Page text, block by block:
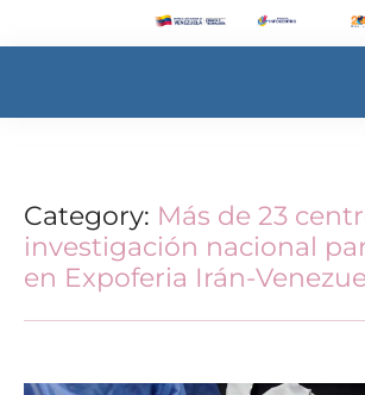
Category: Más de 23
investigación nacional
en Expoferia Irán-